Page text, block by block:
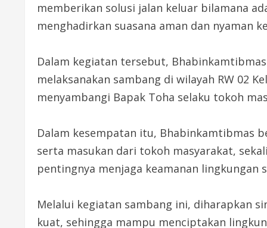
memberikan solusi jalan keluar bilamana
menghadirkan suasana aman dan nyaman
Dalam kegiatan tersebut,
melaksanakan sambang di wilayah RW 02
menyambangi Bapak Toha selaku tokoh
Dalam kesempatan itu, Bhabinkamtibmas
serta masukan dari tokoh masyarakat,
pentingnya menjaga keamanan lingkungan
Melalui kegiatan sambang ini, diharapkan
kuat, sehingga mampu menciptakan